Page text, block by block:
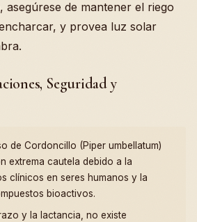
asegúrese de mantener el riego
y provea luz solar
Seguridad y
de Cordoncillo (Piper umbellatum)
extrema cautela debido a la
clínicos en seres humanos y la
bioactivos.
y la lactancia, no existe